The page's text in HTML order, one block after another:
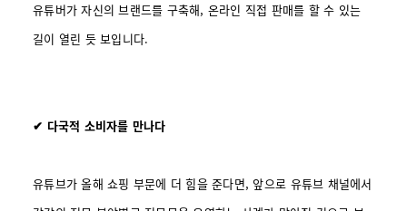
유튜버가 자신의 브랜드를 구축해, 온라인 직접 판매를 할 수 있는
길이 열린 듯 보입니다.
✔ 다국적 소비자를 만나다
유튜브가 올해 쇼핑 부문에 더 힘을 준다면, 앞으로 유튜브 채널에서